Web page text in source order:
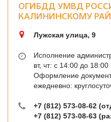
ОГИБДД УМВД
КАЛИНИНСКОМУ
Лужская улица, 9
Исполнение
вт, чт: с 14:00 до 18:00
Оформление
ежедневно:
+7 (812) 573-08-62
+7 (812) 573-08-63